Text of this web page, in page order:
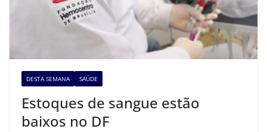
DESTA SEMANA SAÚDE
Estoques de sangue estão
baixos no DF